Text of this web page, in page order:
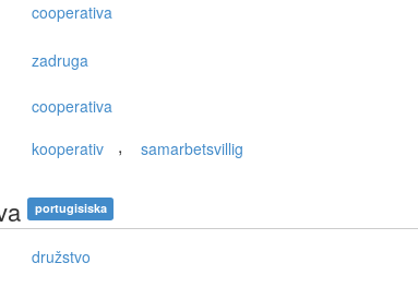
cooperativa
zadruga
cooperativa
kooperativ , samarbetsvillig
portugisiska
družstvo